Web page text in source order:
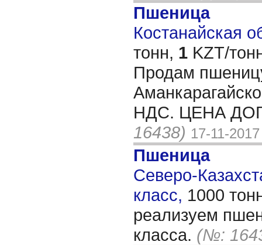
Пшеница
Костанайская
тонн, 1 KZT/
Продам
НДС. ЦЕНА
16438) 17-11-2017
Пшеница
Северо-
класс, 1000
реализуем
класса. (№: